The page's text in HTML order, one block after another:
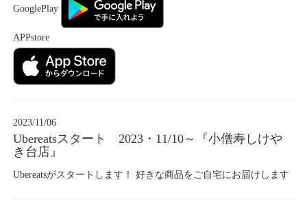
GooglePlay
APPstore
2023/11/06
Ubereatsスタート 2023・11/10～『小僧寿しけや
き台店』
Ubereatsがスタートします！ 好きな商品をご自宅にお届けします